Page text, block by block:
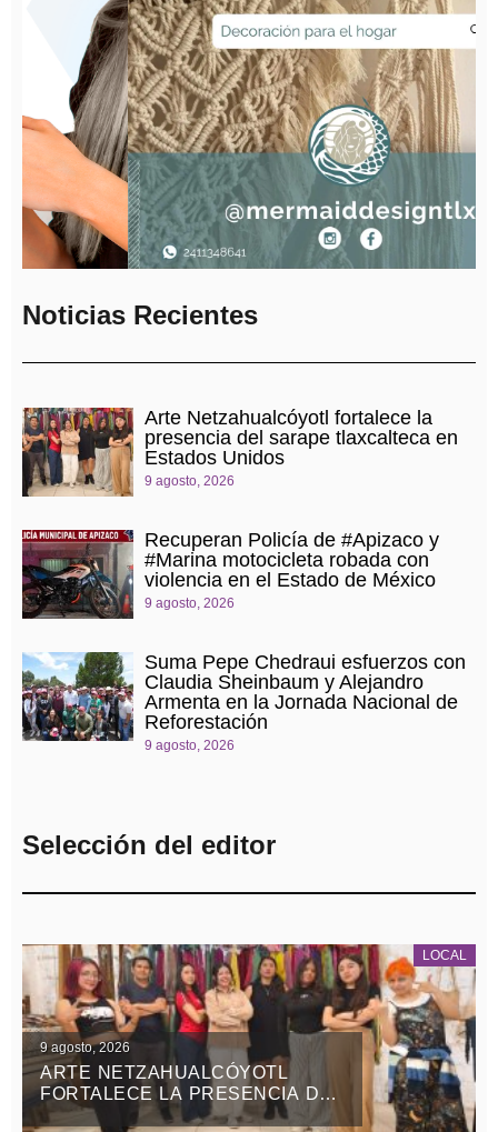
Noticias Recientes
Arte Netzahualcóyotl fortalece la
presencia del sarape tlaxcalteca en
Estados Unidos
9 agosto, 2026
Recuperan Policía de #Apizaco y
#Marina motocicleta robada con
violencia en el Estado de México
9 agosto, 2026
Suma Pepe Chedraui esfuerzos con
Claudia Sheinbaum y Alejandro
Armenta en la Jornada Nacional de
Reforestación
9 agosto, 2026
Selección del editor
LOCAL
9 agosto, 2026
ARTE NETZAHUALCÓYOTL
FORTALECE LA PRESENCIA DEL
SARAPE TLAXCALTECA EN